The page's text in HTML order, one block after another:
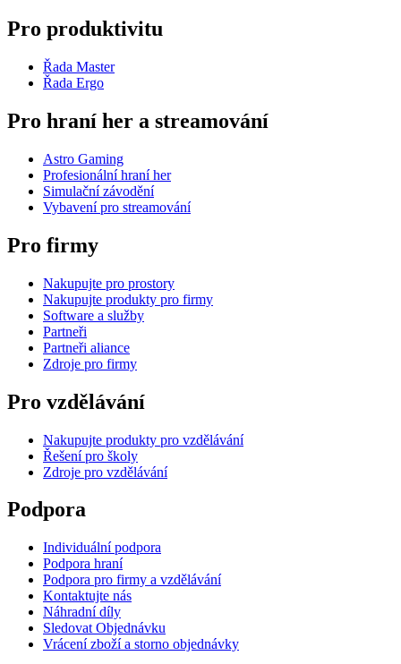
Pro produktivitu
Řada Master
Řada Ergo
Pro hraní her a streamování
Astro Gaming
Profesionální hraní her
Simulační závodění
Vybavení pro streamování
Pro firmy
Nakupujte pro prostory
Nakupujte produkty pro firmy
Software a služby
Partneři
Partneři aliance
Zdroje pro firmy
Pro vzdělávání
Nakupujte produkty pro vzdělávání
Řešení pro školy
Zdroje pro vzdělávání
Podpora
Individuální podpora
Podpora hraní
Podpora pro firmy a vzdělávání
Kontaktujte nás
Náhradní díly
Sledovat Objednávku
Vrácení zboží a storno objednávky